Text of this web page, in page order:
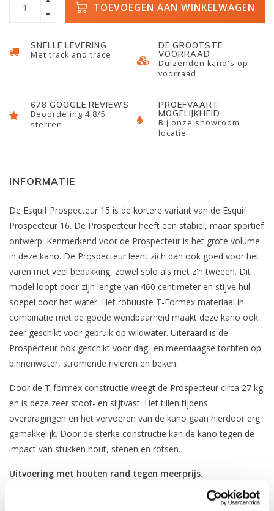
TOEVOEGEN AAN WINKELWAGEN
SNELLE LEVERING
Met track and trace
DE GROOTSTE
VOORRAAD
Duizenden kano's op
voorraad
678 GOOGLE REVIEWS
Beoordeling 4,8/5
sterren
PROEFVAART
MOGELIJKHEID
Bij onze showroom
locatie
INFORMATIE
De Esquif Prospecteur 15 is de kortere variant van de Esquif
Prospecteur 16. De Prospecteur heeft een stabiel, maar sportief
ontwerp. Kenmerkend voor de Prospecteur is het grote volume
in deze kano. De Prospecteur leent zich dan ook goed voor het
varen met veel bepakking, zowel solo als met z'n tweeën. Dit
model loopt door zijn lengte van 460 centimeter en stijve hul
soepel door het water. Het robuuste T-Formex materiaal in
combinatie met de goede wendbaarheid maakt deze kano ook
zeer geschikt voor gebruik op wildwater. Uiteraard is de
Prospecteur ook geschikt voor dag- en meerdaagse tochten op
binnenwater, stromende rivieren en beken.
Door de T-formex constructie weegt de Prospecteur circa 27 kg
en is deze zeer stoot- en slijtvast. Het tillen tijdens
overdragingen en het vervoeren van de kano gaan hierdoor erg
gemakkelijk. Door de sterke constructie kan de kano tegen de
impact van stukken hout, stenen en rotsen.
Uitvoering met houten rand tegen meerprijs.
Gewenste uitvoering/kleurcombinatie niet voorradig?